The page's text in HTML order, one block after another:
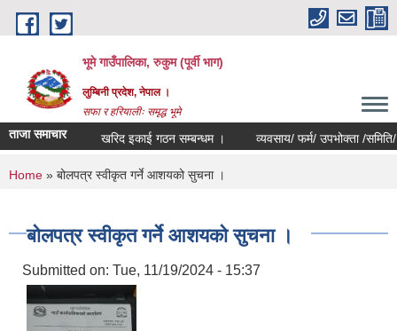
Skip to main content
भूमे गाउँपालिका, रुकुम (पूर्वी भाग)
लुम्बिनी प्रदेश, नेपाल ।
सफा र हरियालीः समृद्ध भूमे
ताजा समाचार खरिद इकाई गठन सम्बन्धम । व्यवसाय/ फर्म/ उपभोक्ता /समिति/ समुह/
You are here
Home » बोलपत्र स्वीकृत गर्ने आशयको सुचना ।
बोलपत्र स्वीकृत गर्ने आशयको सुचना ।
Submitted on: Tue, 11/19/2024 - 15:37